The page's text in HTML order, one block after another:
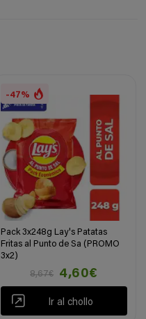
-47%
Pack 3x248g Lay's Patatas
Fritas al Punto de Sa (PROMO
3x2)
8,67€
4,60€
Ir al chollo